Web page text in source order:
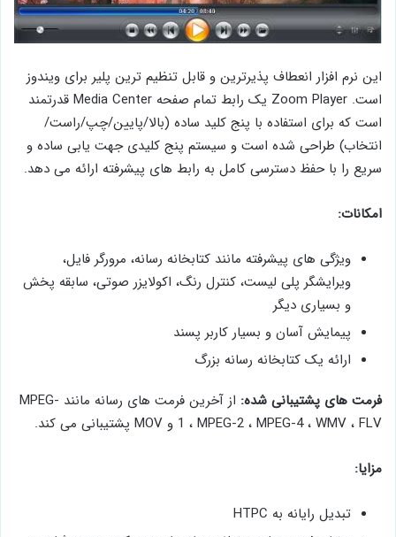
این نرم افزار انعطاف پذیرترین و قابل تنظیم ترین پلیر برای ویندوز
است. Zoom Player یک رابط تمام صفحه Media Center قدرتمند
است که برای استفاده با پنج کلید ساده (بالا/پایین/چپ/راست/
انتخاب) طراحی شده است و سیستم پنج کلیدی جهت یابی ساده و
سریع را با حفظ دسترسی کامل به رابط های پیشرفته ارائه می دهد.
امکانات:
ویژگی های پیشرفته مانند کتابخانه رسانه، مرورگر فایل،
ویرایشگر پلی لیست، کنترل رنگ، اکولایزر صوتی، سابقه پخش
و بسیاری دیگر
پیمایش آسان و بسیار کاربر پسند
ارائه یک کتابخانه رسانه بزرگ
فرمت های پشتیبانی شده:
از آخرین فرمت های رسانه مانند MPEG-
1 ، MPEG-2 ، MPEG-4 ، WMV ، FLV و MOV پشتیبانی می کند.
مزایا:
تبدیل رایانه به HTPC